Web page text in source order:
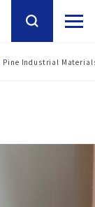
Pine Industrial